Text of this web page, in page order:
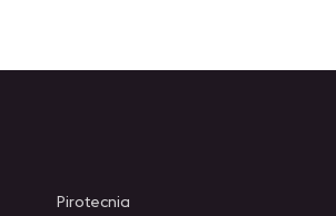
Pirotecnia